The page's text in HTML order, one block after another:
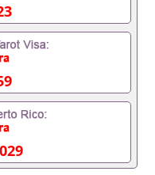
假的毕业证
要定居国外需要
单位/国企假的毕业
单位需要些什么材
能用吗, 挂科拿不到
, 没有正常毕业怎么
吗,您是否因为中
您是否因为
您是否因没正
证在校挂科了不想
找工作没